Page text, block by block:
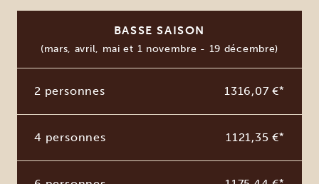
BASSE SAISON
(mars, avril, mai et 1 novembre - 19 décembre)
2 personnes 1316,07 €*
4 personnes 1121,35 €*